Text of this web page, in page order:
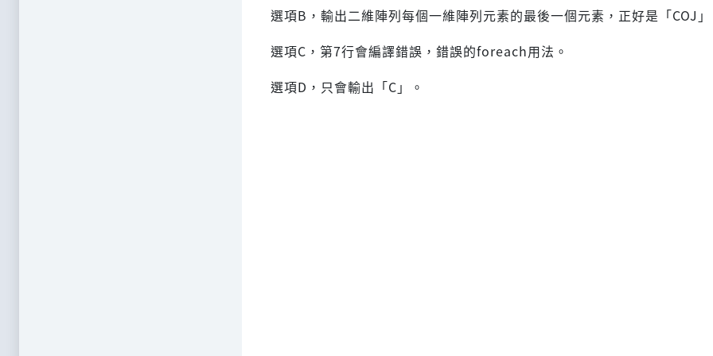
選項B，輸出二維陣列每個一維陣列元素的最後一個元素，正好是「COJ
選項C，第7行會編譯錯誤，錯誤的foreach用法。
選項D，只會輸出「C」。